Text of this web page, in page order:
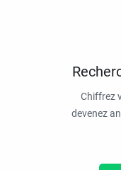
Chiffrez
devenez